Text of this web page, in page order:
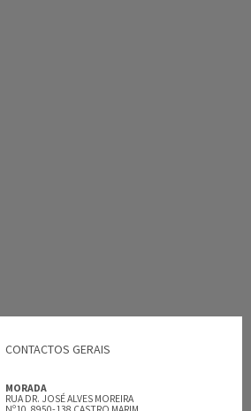
CONTACTOS GERAIS
MORADA
RUA DR. JOSÉ ALVES MOREIRA